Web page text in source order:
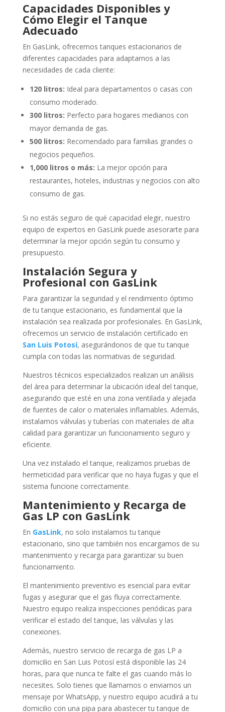
Capacidades Disponibles y
Cómo Elegir el Tanque
Adecuado
En GasLink, ofrecemos tanques estacionarios de
diferentes capacidades para adaptarnos a las
necesidades de cada cliente:
120 litros: Ideal para departamentos o casas con
consumo moderado.
300 litros: Perfecto para hogares medianos con
mayor demanda de gas.
500 litros: Recomendado para familias grandes o
negocios pequeños.
1,000 litros o más: La mejor opción para
restaurantes, hoteles, industrias y negocios con alto
consumo de gas.
Si no estás seguro de qué capacidad elegir, nuestro
equipo de expertos en GasLink puede asesorarte para
determinar la mejor opción según tu consumo y
presupuesto.
Instalación Segura y
Profesional con GasLink
Para garantizar la seguridad y el rendimiento óptimo
de tu tanque estacionario, es fundamental que la
instalación sea realizada por profesionales. En GasLink,
ofrecemos un servicio de instalación certificado en
San Luis Potosí, asegurándonos de que tu tanque
cumpla con todas las normativas de seguridad.
Nuestros técnicos especializados realizan un análisis
del área para determinar la ubicación ideal del tanque,
asegurando que esté en una zona ventilada y alejada
de fuentes de calor o materiales inflamables. Además,
instalamos válvulas y tuberías con materiales de alta
calidad para garantizar un funcionamiento seguro y
eficiente.
Una vez instalado el tanque, realizamos pruebas de
hermeticidad para verificar que no haya fugas y que el
sistema funcione correctamente.
Mantenimiento y Recarga de
Gas LP con GasLink
En GasLink, no solo instalamos tu tanque
estacionario, sino que también nos encargamos de su
mantenimiento y recarga para garantizar su buen
funcionamiento.
El mantenimiento preventivo es esencial para evitar
fugas y asegurar que el gas fluya correctamente.
Nuestro equipo realiza inspecciones periódicas para
verificar el estado del tanque, las válvulas y las
conexiones.
Además, nuestro servicio de recarga de gas LP a
domicilio en San Luis Potosí está disponible las 24
horas, para que nunca te falte el gas cuando más lo
necesites. Solo tienes que llamarnos o enviarnos un
mensaje por WhatsApp, y nuestro equipo acudirá a tu
domicilio con una pipa para abastecer tu tanque de